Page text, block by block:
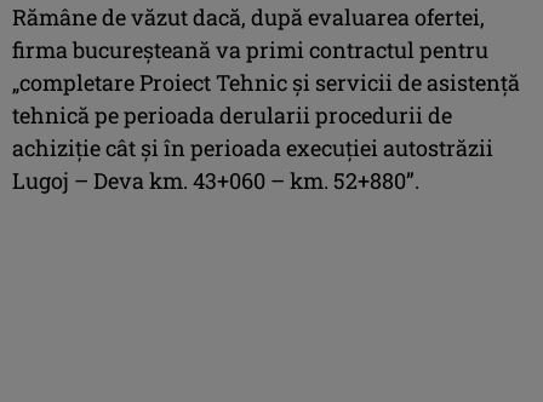
Rămâne de văzut dacă, după evaluarea ofertei,
firma bucureşteană va primi contractul pentru
„completare Proiect Tehnic şi servicii de asistență
tehnică pe perioada derularii procedurii de
achiziţie cât şi în perioada execuţiei autostrăzii
Lugoj – Deva km. 43+060 – km. 52+880”.